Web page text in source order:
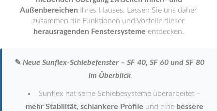
Außenbereichen Ihres Hauses. Lassen Sie uns daher
zusammen die Funktionen und Vorteile dieser
herausragenden Fenstersysteme entdecken.
✎ Neue Sunflex-Schiebefenster – SF 40, SF 60 und SF 80
im Überblick
Sunflex hat seine Schiebesysteme überarbeitet –
mehr Stabilität, schlankere Profile und eine bessere